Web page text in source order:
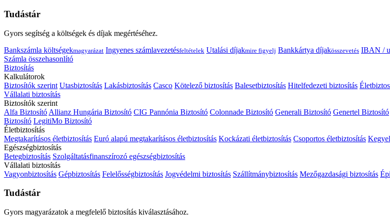
Tudástár
Gyors segítség a költségek és díjak megértéséhez.
Bankszámla költségekmagyarázat Ingyenes számlavezetésfeltételek Utalási díjakmire figyelj Bankkártya díjakösszevetés IBAN /
Számla összehasonlító
Biztosítás
Kalkulátorok
Biztosítók szerint Utasbiztosítás Lakásbiztosítás Casco Kötelező biztosítás Balesetbiztosítás Hitelfedezeti biztosítás
Vállalati biztosítás
Biztosítók szerint
Alfa Biztosító Allianz Hungária Biztosító CIG Pannónia Biztosító Colonnade Biztosító Generali Biztosító Genertel Biztosító
Biztosító LegitiMo Biztosító
Életbiztosítás
Megtakarításos életbiztosítás Euró alapú megtakarításos életbiztosítás Kockázati életbiztosítás Csoportos életbiztosítás
Egészségbiztosítás
Betegbiztosítás Szolgáltatásfinanszírozó egészségbiztosítás
Vállalati biztosítás
Vagyonbiztosítás Gépbiztosítás Felelősségbiztosítás Jogvédelmi biztosítás Szállítmánybiztosítás Mezőgazdasági biztosítás
Tudástár
Gyors magyarázatok a megfelelő biztosítás kiválasztásához.